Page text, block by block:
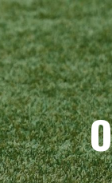
Skip
to
content